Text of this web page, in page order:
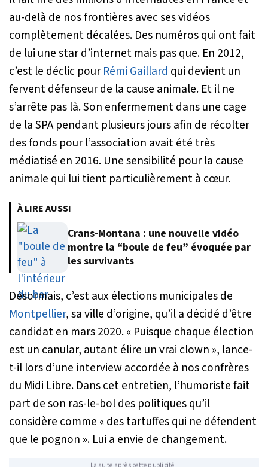
au-delà de nos frontières avec ses vidéos
complètement décalées. Des numéros qui ont fait
de lui une star d’internet mais pas que. En 2012,
c’est le déclic pour Rémi Gaillard qui devient un
fervent défenseur de la cause animale. Et il ne
s’arrête pas là. Son enfermement dans une cage
de la SPA pendant plusieurs jours afin de récolter
des fonds pour l’association avait été très
médiatisé en 2016. Une sensibilité pour la cause
animale qui lui tient particulièrement à cœur.
À LIRE AUSSI
Crans-Montana : une nouvelle vidéo
montre la “boule de feu” évoquée par
les survivants
Désormais, c’est aux élections municipales de
Montpellier, sa ville d’origine, qu’il a décidé d’être
candidat en mars 2020. « Puisque chaque élection
est un canular, autant élire un vrai clown », lance-
t-il lors d’une interview accordée à nos confrères
du Midi Libre. Dans cet entretien, l’humoriste fait
part de son ras-le-bol des politiques qu’il
considère comme « des tartuffes qui ne défendent
que le pognon ». Lui a envie de changement.